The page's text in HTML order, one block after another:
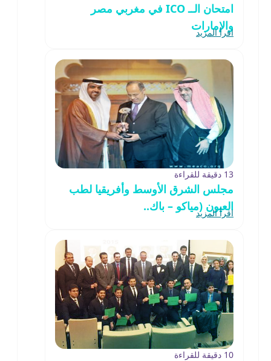
امتحان الــ ICO في مغربي مصر
والإمارات
اقرأ المزيد
13 دقيقة للقراءة
مجلس الشرق الأوسط وأفريقيا لطب
العيون (مياكو – باك..
اقرأ المزيد
10 دقيقة للقراءة